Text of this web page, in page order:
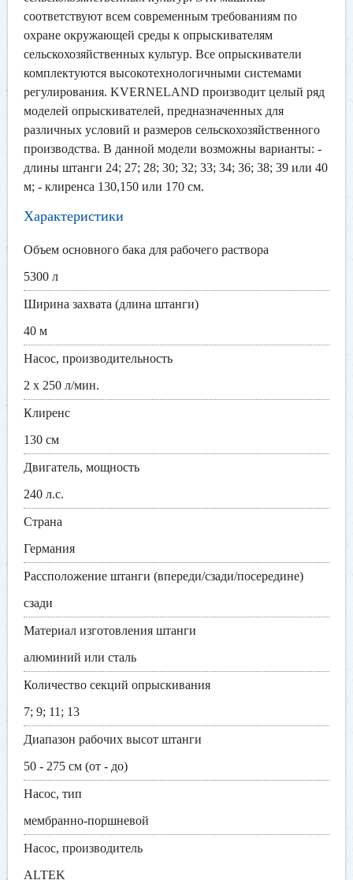
соответствуют всем современным требованиям по
охране окружающей среды к опрыскивателям
сельскохозяйственных культур. Все опрыскиватели
комплектуются высокотехнологичными системами
регулирования. KVERNELAND производит целый ряд
моделей опрыскивателей, предназначенных для
различных условий и размеров сельскохозяйственного
производства. В данной модели возможны варианты: -
длины штанги 24; 27; 28; 30; 32; 33; 34; 36; 38; 39 или 40
м; - клиренса 130,150 или 170 см.
Характеристики
Объем основного бака для рабочего раствора
5300 л
Ширина захвата (длина штанги)
40 м
Насос, производительность
2 х 250 л/мин.
Клиренс
130 см
Двигатель, мощность
240 л.с.
Страна
Германия
Рассположение штанги (впереди/сзади/посередине)
сзади
Материал изготовления штанги
алюминий или сталь
Количество секций опрыскивания
7; 9; 11; 13
Диапазон рабочих высот штанги
50 - 275 см (от - до)
Насос, тип
мембранно-поршневой
Насос, производитель
ALTEK